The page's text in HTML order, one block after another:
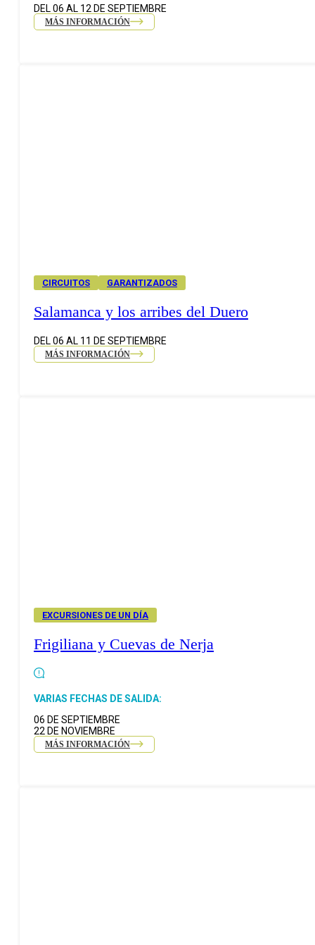
DEL 06 AL 12 DE SEPTIEMBRE
MÁS INFORMACIÓN
CIRCUITOS GARANTIZADOS
Salamanca y los arribes del Duero
DEL 06 AL 11 DE SEPTIEMBRE
MÁS INFORMACIÓN
EXCURSIONES DE UN DÍA
Frigiliana y Cuevas de Nerja
VARIAS FECHAS DE SALIDA:
06 DE SEPTIEMBRE
22 DE NOVIEMBRE
MÁS INFORMACIÓN